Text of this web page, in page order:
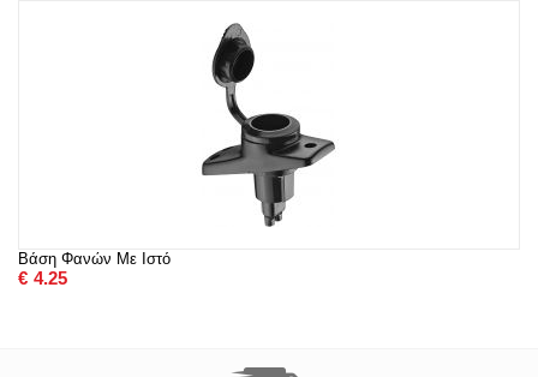
Βάση Φανών Με Ιστό
€ 4.25